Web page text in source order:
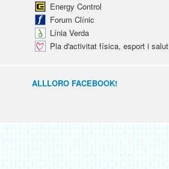
Energy Control
Forum Clínic
Línia Verda
Pla d'activitat física, esport i salut
ALLLORO FACEBOOK!